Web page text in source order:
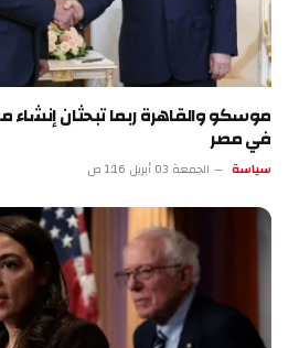
موسكو والقاهرة ربما تبحثان إنشاء
في مصر
سياسة الجمعة 03 أبريل 1:16 ص